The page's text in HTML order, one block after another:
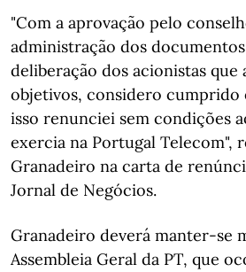
"Com a aprovação pelo
administração dos
deliberação dos acionistas que
objetivos, considero cumprido
isso renunciei sem condições
exercia na Portugal Telecom",
Granadeiro na carta de
Jornal de Negócios.
Granadeiro deverá manter-se
Assembleia Geral da PT, que